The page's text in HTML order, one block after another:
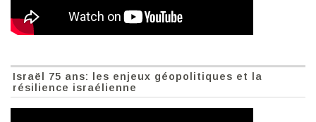
Israël 75 ans: les enjeux géopolitiques et la
résilience israélienne